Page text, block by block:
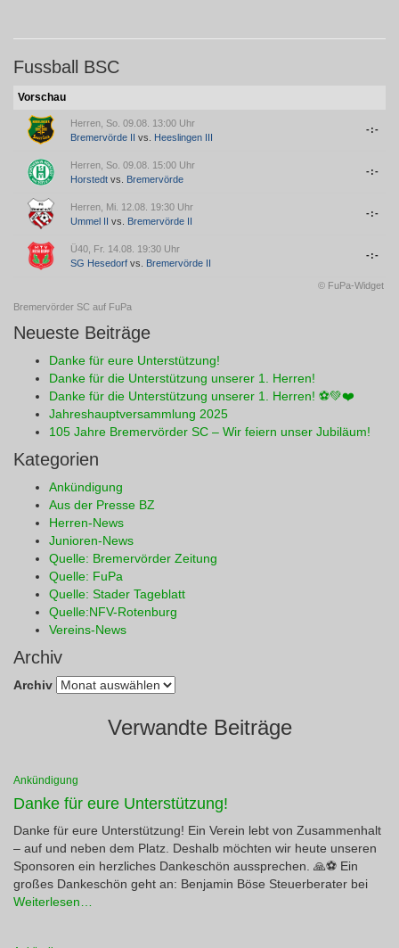
Fussball BSC
Vorschau
Herren, So. 09.08. 13:00 Uhr
Bremervörde II vs. Heeslingen III
-:-
Herren, So. 09.08. 15:00 Uhr
Horstedt vs. Bremervörde
-:-
Herren, Mi. 12.08. 19:30 Uhr
Ummel II vs. Bremervörde II
-:-
Ü40, Fr. 14.08. 19:30 Uhr
SG Hesedorf vs. Bremervörde II
-:-
© FuPa-Widget
Bremervörder SC auf FuPa
Neueste Beiträge
Danke für eure Unterstützung!
Danke für die Unterstützung unserer 1. Herren!
Danke für die Unterstützung unserer 1. Herren! ⚽💚❤️
Jahreshauptversammlung 2025
105 Jahre Bremervörder SC – Wir feiern unser Jubiläum!
Kategorien
Ankündigung
Aus der Presse BZ
Herren-News
Junioren-News
Quelle: Bremervörder Zeitung
Quelle: FuPa
Quelle: Stader Tageblatt
Quelle:NFV-Rotenburg
Vereins-News
Archiv
Archiv
Verwandte Beiträge
Ankündigung
Danke für eure Unterstützung!
Danke für eure Unterstützung! Ein Verein lebt von Zusammenhalt
– auf und neben dem Platz. Deshalb möchten wir heute unseren
Sponsoren ein herzliches Dankeschön aussprechen. 🙏⚽ Ein
großes Dankeschön geht an: Benjamin Böse Steuerberater bei
Weiterlesen…